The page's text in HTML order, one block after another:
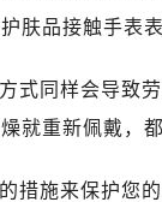
肤品接触手表
式同样会导致
就重新佩戴，
措施来保护您